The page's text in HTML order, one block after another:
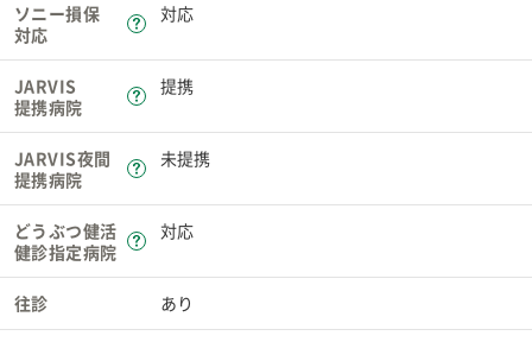
ソニー損保
対応
対応
JARVIS
提携病院
提携
JARVIS夜間
提携病院
未提携
どうぶつ健活
健診指定病院
対応
往診 あり